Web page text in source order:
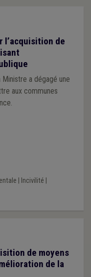
l’acquisition de
a dégagé une
aux communes
Incivilité
de moyens
de la